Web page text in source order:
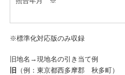
※標準化対応版のみ収録
旧地名→現地名の引き当て例
旧
（例：東京都西多摩郡 秋多町）